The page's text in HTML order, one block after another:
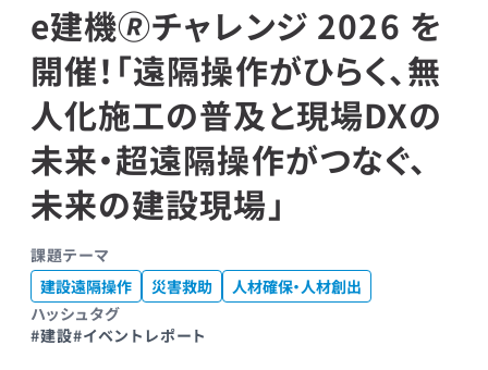
e建機🄬チャレンジ 2026 を
開催！「遠隔操作がひらく、無
人化施工の普及と現場DXの
未来・超遠隔操作がつなぐ、
未来の建設現場」
課題テーマ
建設遠隔操作
災害救助
人材確保・人材創出
ハッシュタグ
#建設#イベントレポート